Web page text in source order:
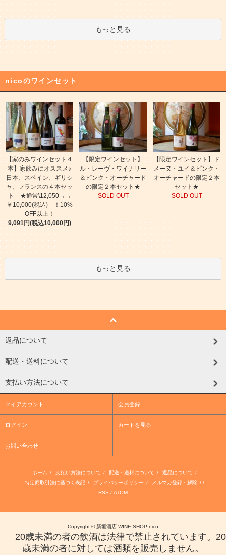
もっと見る
nicoのワインセット
【家のみワインセット４
本】家飲みにオススメ♪
日本、スペイン、ギリシ
ャ、フランスの４本セッ
ト ★通常\12,050→→
￥10,000(税込) ！10%
OFF以上！
9,091円(税込10,000円)
【限定ワインセット】
ル・レーヴ・ワイナリー
＆ピンク・オーチャード
の限定２本セット★
SOLD OUT
【限定ワインセット】ド
メーヌ・ユイ＆ピンク・
オーチャードの限定２本
セット★
SOLD OUT
もっと見る
返品について
配送・送料について
支払い方法について
マイアカウント 会員登録
ログイン カートを見る
お問い合わせ
ホーム / 支払い方法について / 配送・送料について / 返品について /
特定商取引法に基づく表記 / プライバシーポリシー / メルマガ登録・解除 / /
RSS / ATOM
Copyright © 新垣酒店 WINE SHOP nico
20歳未満の者の飲酒は法律で禁止されています。20
歳未満の者に対しては酒類を販売しません。